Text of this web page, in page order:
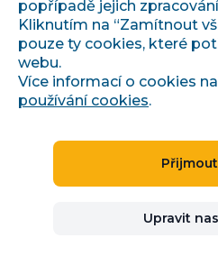
Úvod› Články a informace›
Kaufland Marketplace: prodej do 7
Kaufland
prodej do 7
popřípadě jejich
Kliknutím na “Zamítnout
pouze ty cookies, které
webu.
Více informací o cookies
používání cookies.
Upravit